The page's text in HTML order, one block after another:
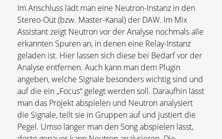
Im Anschluss lädt man eine Neutron-Instanz in den
Stereo-Out (bzw. Master-Kanal) der DAW. Im Mix
Assistant zeigt Neutron vor der Analyse nochmals alle
erkannten Spuren an, in denen eine Relay-Instanz
geladen ist. Hier lassen sich diese bei Bedarf vor der
Analyse entfernen. Auch kann man dem Plugin
angeben, welche Signale besonders wichtig sind und
auf die ein „Focus“ gelegt werden soll. Daraufhin lässt
man das Projekt abspielen und Neutron analysiert
die Signale, teilt sie in Gruppen auf und justiert die
Pegel. Umso länger man den Song abspielen lässt,